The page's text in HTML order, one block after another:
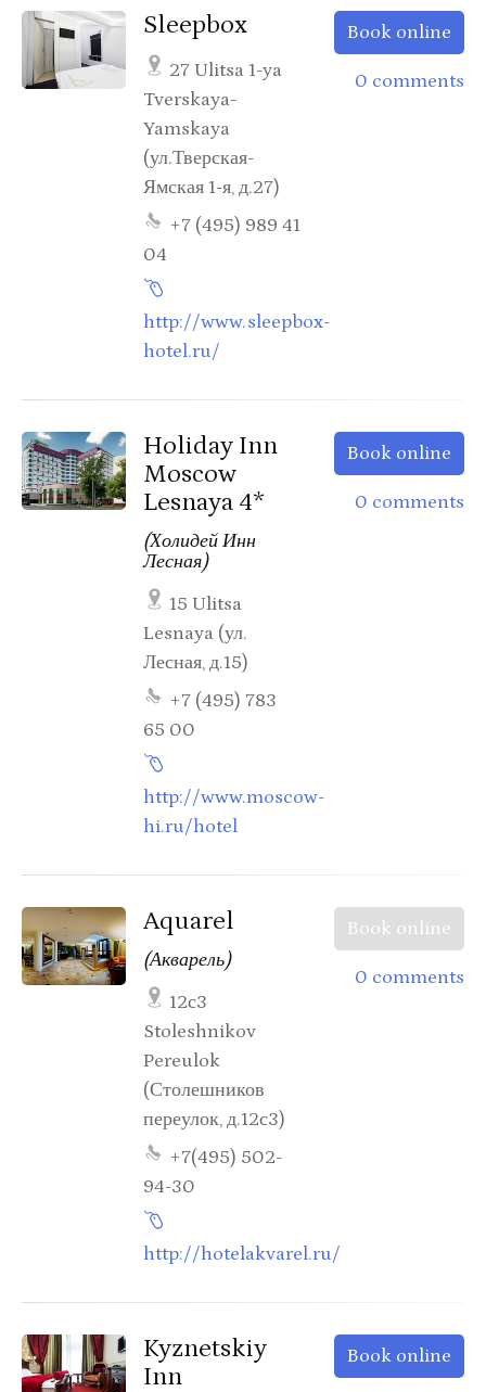
Sleepbox
27 Ulitsa 1-ya
Tverskaya-
Yamskaya
(ул.Тверская-
Ямская 1-я, д.27)
+7 (495) 989 41
04
http://www.sleepbox-
hotel.ru/
Book online
0 comments
Holiday Inn
Moscow
Lesnaya 4*
(Холидей Инн
Лесная)
15 Ulitsa
Lesnaya (ул.
Лесная, д.15)
+7 (495) 783
65 00
http://www.moscow-
hi.ru/hotel
Book online
0 comments
Aquarel
(Акварель)
12с3
Stoleshnikov
Pereulok
(Столешников
переулок, д.12с3)
+7(495) 502-
94-30
http://hotelakvarel.ru/
Book online
0 comments
Kyznetskiy
Inn
Book online